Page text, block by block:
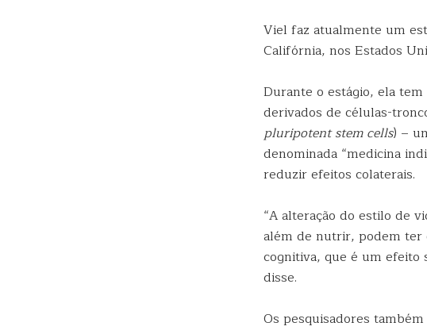
Viel faz atualmente um
Califórnia, nos Estados
Durante o estágio, ela
derivados de células-
pluripotent stem cells) –
denominada “medicina
reduzir efeitos colaterais.
“A alteração do estilo de
além de nutrir, podem ter
cognitiva, que é um efeito
disse.
Os pesquisadores